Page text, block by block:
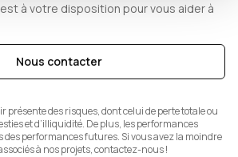
à votre disposition pour vous aider à
Nous contacter
présente des risques, dont celui de perte totale ou
et d’illiquidité. De plus, les performances
des performances futures. Si vous avez la moindre
à nos projets, contactez-nous !